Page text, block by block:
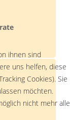
ihnen sind
uns helfen, diese
Cookies). Sie
möchten.
nicht mehr alle